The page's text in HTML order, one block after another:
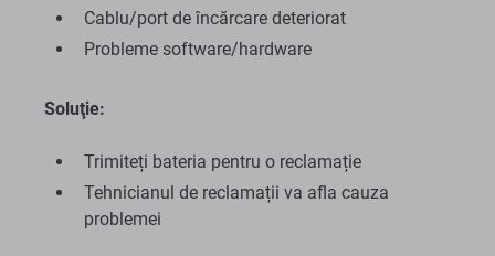
Cablu/port de încărcare deteriorat
Probleme software/hardware
Soluţie:
Trimiteți bateria pentru o reclamație
Tehnicianul de reclamații va afla cauza
problemei